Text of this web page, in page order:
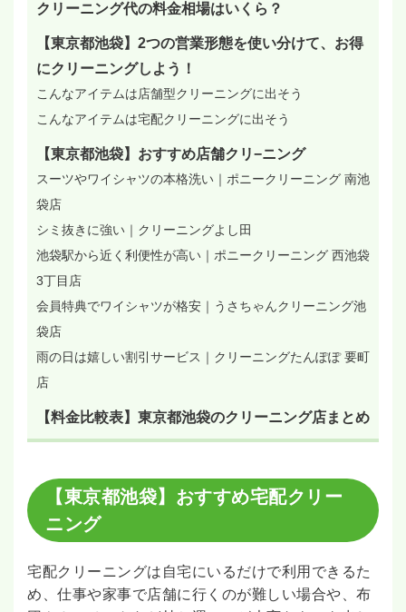
クリーニング代の料金相場はいくら？
【東京都池袋】2つの営業形態を使い分けて、お得
にクリーニングしよう！
こんなアイテムは店舗型クリーニングに出そう
こんなアイテムは宅配クリーニングに出そう
【東京都池袋】おすすめ店舗クリ−ニング
スーツやワイシャツの本格洗い｜ポニークリーニング 南池
袋店
シミ抜きに強い｜クリーニングよし田
池袋駅から近く利便性が高い｜ポニークリーニング 西池袋
3丁目店
会員特典でワイシャツが格安｜うさちゃんクリーニング池
袋店
雨の日は嬉しい割引サービス｜クリーニングたんぽぽ 要町
店
【料金比較表】東京都池袋のクリーニング店まとめ
【東京都池袋】おすすめ宅配クリー
ニング
宅配クリーニングは自宅にいるだけで利用できるた
め、仕事や家事で店舗に行くのが難しい場合や、布